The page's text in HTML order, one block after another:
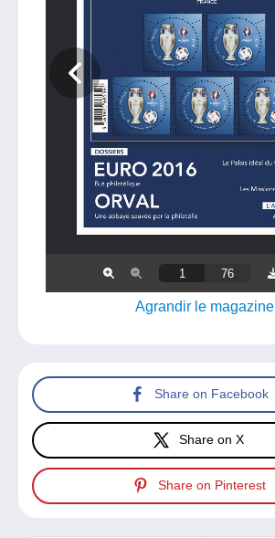
Agrandir le magazine
Share on Facebook
Share on X
Share on Pinterest